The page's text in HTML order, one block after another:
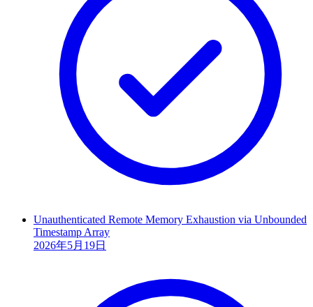
Unauthenticated Remote Memory Exhaustion via Unbounded
Timestamp Array
2026年5月19日